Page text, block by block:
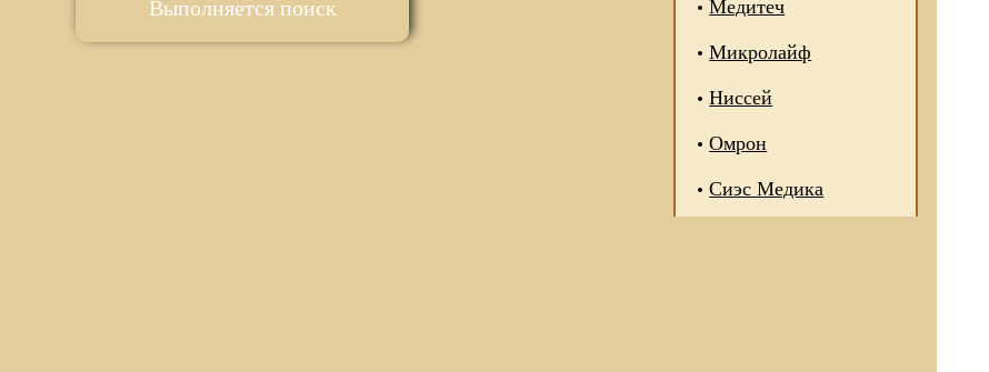
Выполняется поиск Медитеч
Микролайф
Ниссей
Омрон
Сиэс Медика